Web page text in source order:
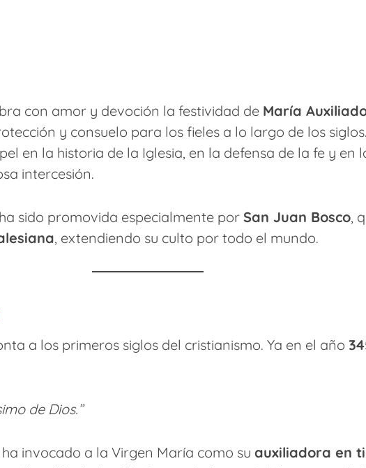
con amor y devoción la festividad de María
y consuelo para los fieles a lo largo de los
en la historia de la Iglesia, en la defensa de la fe y en
intercesión.
sido promovida especialmente por San Juan Bosco,
, extendiendo su culto por todo el mundo.
a los primeros siglos del cristianismo. Ya en el año
de Dios.”
invocado a la Virgen María como su auxiliadora en